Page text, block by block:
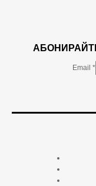
Email *